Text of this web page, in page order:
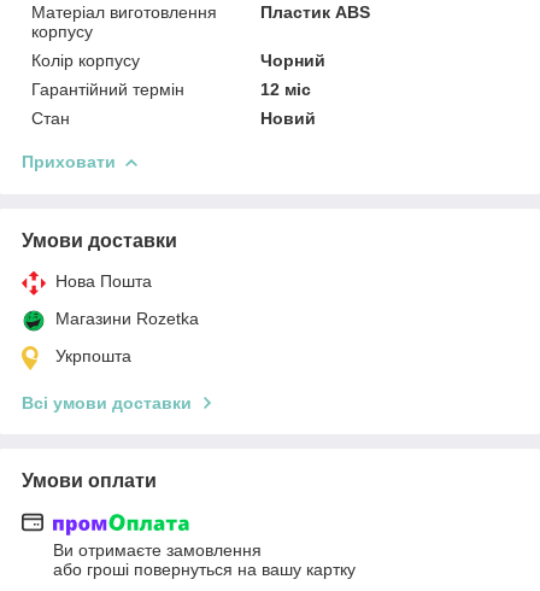
Матеріал виготовлення
корпусу
Пластик ABS
Колір корпусу
Чорний
Гарантійний термін
12 міс
Стан
Новий
Приховати
Умови доставки
Нова Пошта
Магазини Rozetka
Укрпошта
Всі умови доставки
Умови оплати
Ви отримаєте замовлення
або гроші повернуться на вашу картку